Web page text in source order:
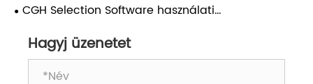
mértékben kiértékelni egy optikai rendszert?
CGH Selection Software használati
Hagyj üzenetet